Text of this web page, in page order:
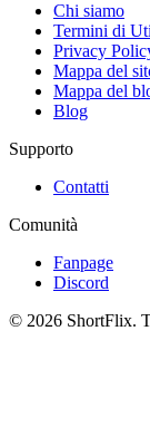
Chi siamo
Termini di
Privacy
Mappa del
Mappa del
Blog
Supporto
Contatti
Comunità
Fanpage
Discord
© 2026 ShortFlix.